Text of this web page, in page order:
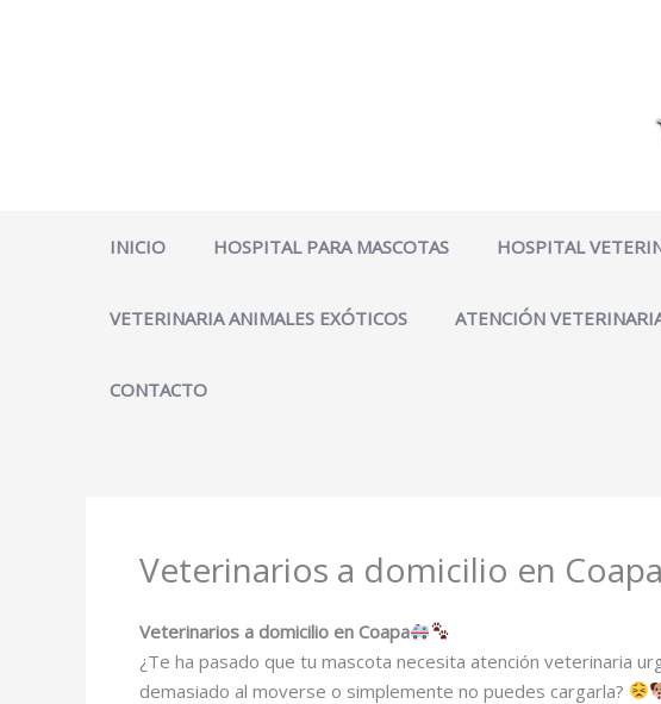
INICIO HOSPITAL PARA MASCOTAS HOSPITAL
VETERINARIA ANIMALES EXÓTICOS ATENCIÓN
CONTACTO
Veterinarios a domicilio en Coapa
Veterinarios a domicilio en Coapa
¿Te ha pasado que tu mascota necesita atención veterinaria
demasiado al moverse o simplemente no puedes cargarla?